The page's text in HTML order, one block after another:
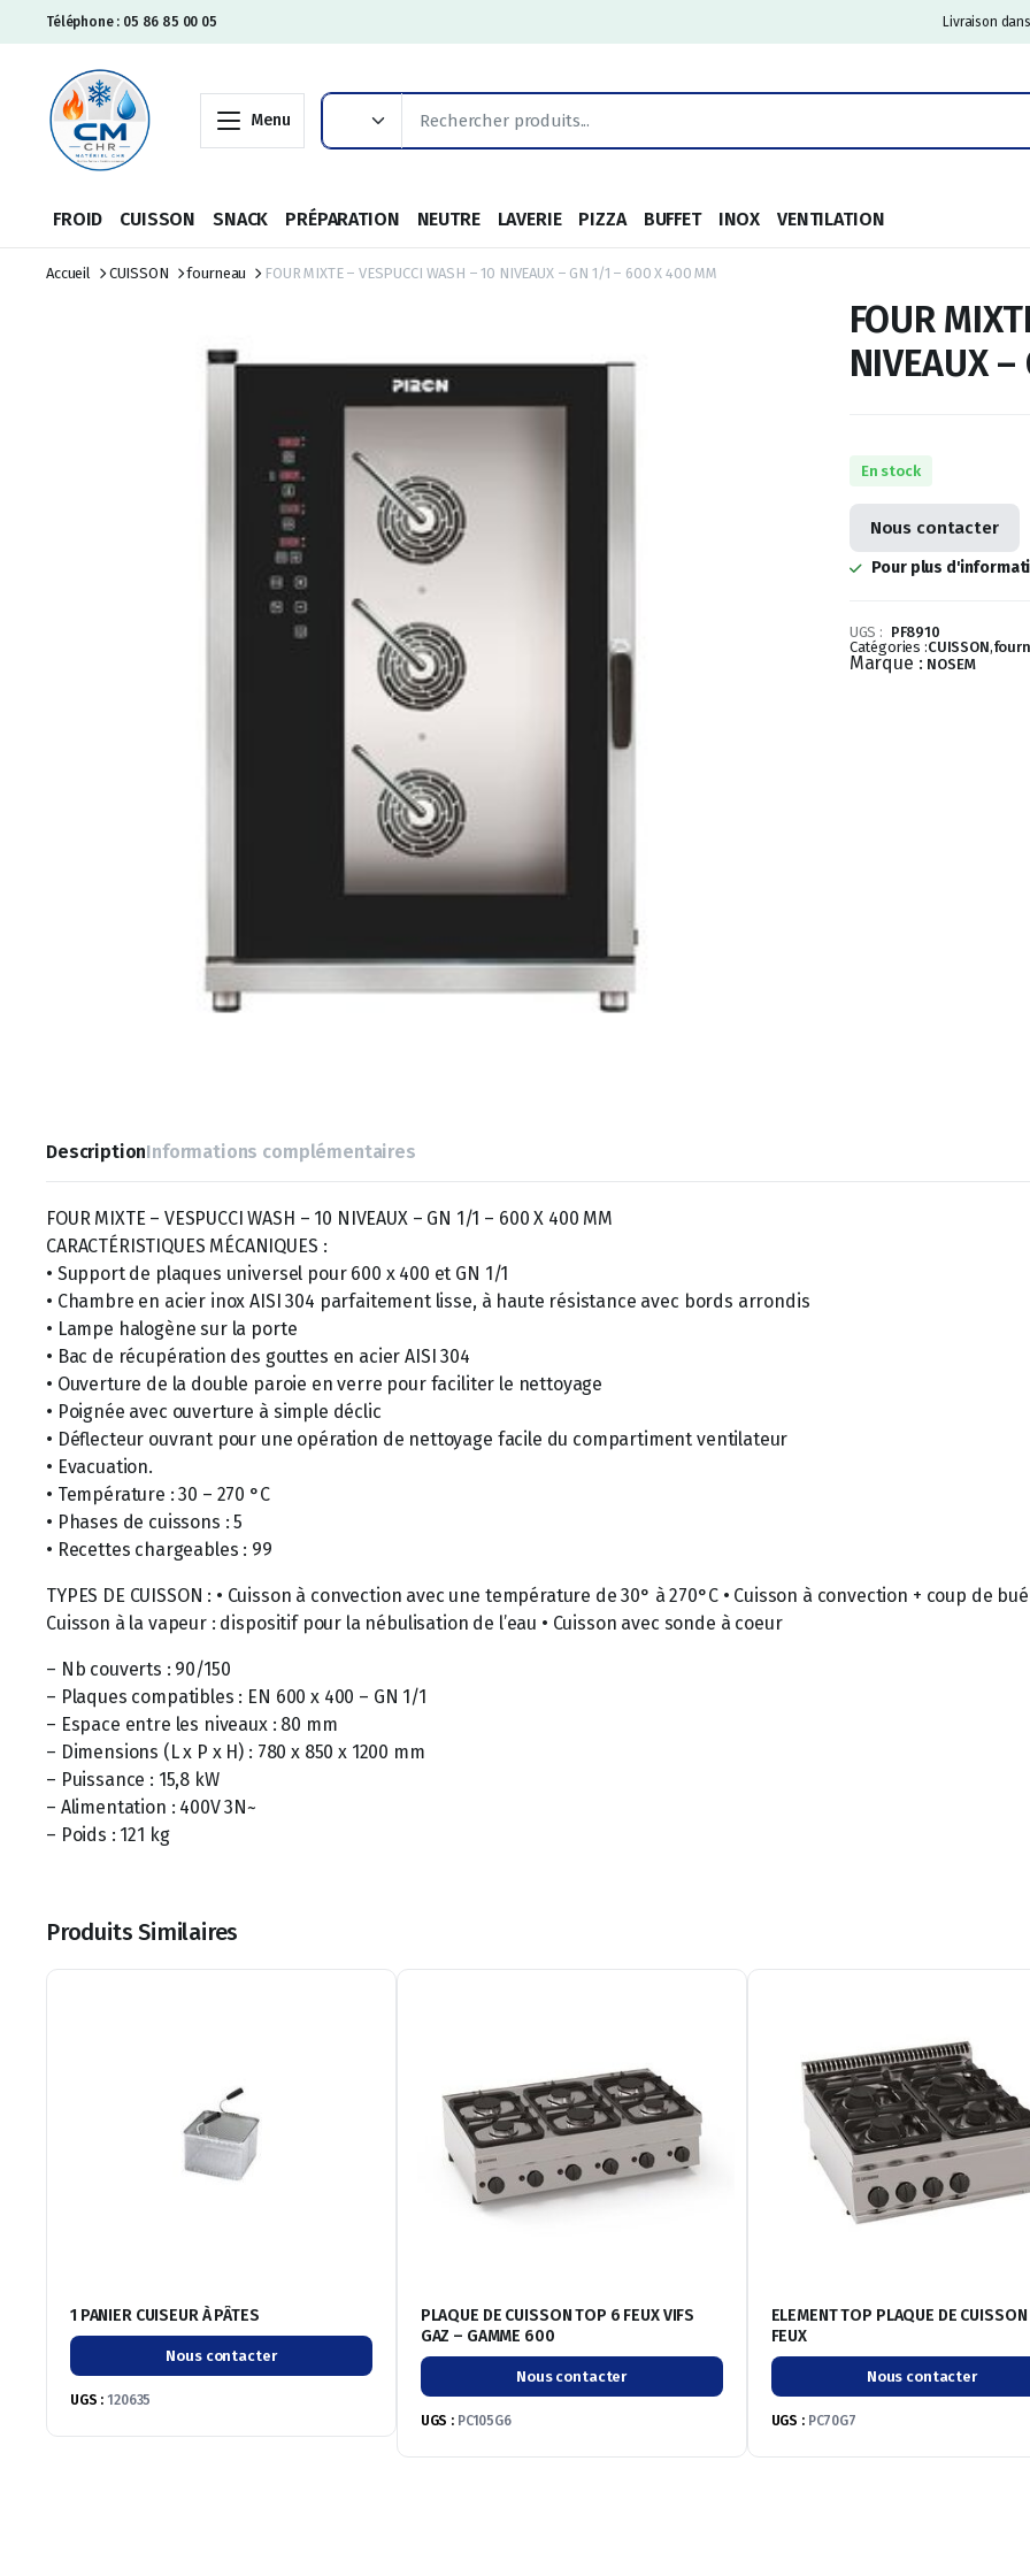
Téléphone : 05 86 85 00 05 Livraison
Menu
FROID CUISSON SNACK PRÉPARATION NEUTRE LAVERIE PIZZA BUFFET INOX VENTILATION
Accueil CUISSON fourneau FOUR MIXTE – VESPUCCI WASH – 10 NIVEAUX – GN 1/1 – 600 X 400 MM
FOUR
NIVEAUX
En stock
Nous contacter
Pour plus
UGS : PF8910
Catégories :CUISSON,
Marque : NOSEM
DescriptionInformations complémentaires
FOUR MIXTE – VESPUCCI WASH – 10 NIVEAUX – GN 1/1 – 600 X 400 MM
CARACTÉRISTIQUES MÉCANIQUES :
• Support de plaques universel pour 600 x 400 et GN 1/1
• Chambre en acier inox AISI 304 parfaitement lisse, à haute résistance avec bords arrondis
• Lampe halogène sur la porte
• Bac de récupération des gouttes en acier AISI 304
• Ouverture de la double paroie en verre pour faciliter le nettoyage
• Poignée avec ouverture à simple déclic
• Déflecteur ouvrant pour une opération de nettoyage facile du compartiment ventilateur
• Evacuation.
• Température : 30 – 270 °C
• Phases de cuissons : 5
• Recettes chargeables : 99
TYPES DE CUISSON : • Cuisson à convection avec une température de 30° à 270°C • Cuisson à convection + coup de
Cuisson à la vapeur : dispositif pour la nébulisation de l’eau • Cuisson avec sonde à coeur
– Nb couverts : 90/150
– Plaques compatibles : EN 600 x 400 – GN 1/1
– Espace entre les niveaux : 80 mm
– Dimensions (L x P x H) : 780 x 850 x 1200 mm
– Puissance : 15,8 kW
– Alimentation : 400V 3N~
– Poids : 121 kg
Produits Similaires
1 PANIER CUISEUR À PÂTES
Nous contacter
UGS : 120635
PLAQUE DE CUISSON TOP 6 FEUX VIFS
GAZ – GAMME 600
Nous contacter
UGS : PC105G6
ELEMENT TOP PLAQUE DE
FEUX
Nous contacter
UGS : PC70G7